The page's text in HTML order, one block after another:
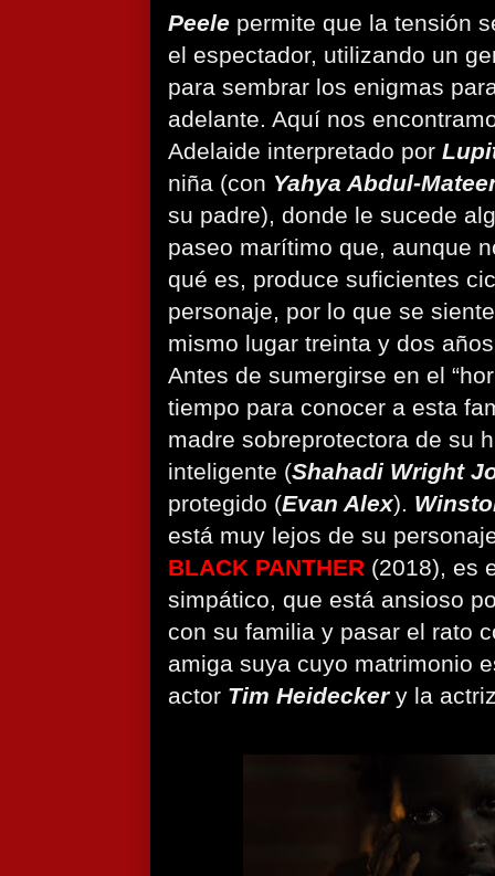
Peele permite que la tensión
el espectador, utilizando un
para sembrar los enigmas
adelante. Aquí nos
Adelaide interpretado por
niña (con Yahya Abdul-
su padre), donde le sucede
paseo marítimo que, aunque
qué es, produce suficientes
personaje, por lo que se
mismo lugar treinta y dos
Antes de sumergirse en el
tiempo para conocer a esta
madre sobreprotectora de su
inteligente (Shahadi Wright
protegido (Evan Alex).
está muy lejos de su
BLACK PANTHER (2018), es
simpático, que está ansioso
con su familia y pasar el rato
amiga suya cuyo matrimonio
actor Tim Heideckery la